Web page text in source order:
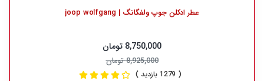
عطر ادکلن جوپ ولفگانگ | joop wolfgang
8,750,000 تومان
8,925,000 تومان
( 1279 بازدید )